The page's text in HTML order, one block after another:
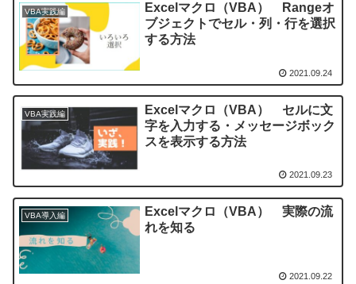
VBA実践編
Excelマクロ（VBA） Rangeオ
ブジェクトでセル・列・行を選択
する方法
2021.09.24
VBA実践編
Excelマクロ（VBA） セルに文
字を入力する・メッセージボック
スを表示する方法
2021.09.23
VBA導入編
Excelマクロ（VBA） 実際の流
れを知る
2021.09.22